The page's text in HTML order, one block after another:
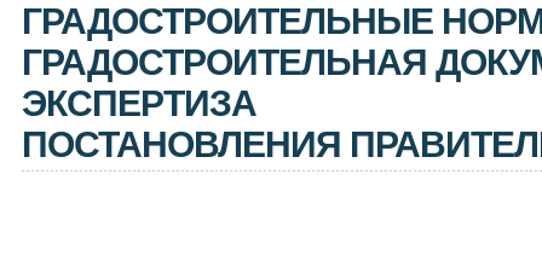
ГРАДОСТРОИТЕЛЬНЫЕ
ГРАДОСТРОИТЕЛЬНАЯ
ЭКСПЕРТИЗА
ПОСТАНОВЛЕНИЯ